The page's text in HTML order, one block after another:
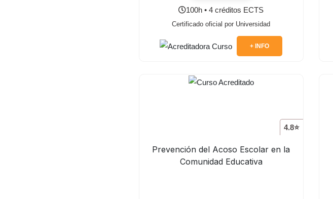
100h • 4 créditos ECTS
Certificado oficial por Universidad
+ INFO
4.8⭐
Prevención del Acoso Escolar en la
Comunidad Educativa